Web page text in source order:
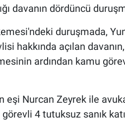
davanın dördüncü
duruşmada,
hakkında açılan
ardından kamu
eşi Nurcan Zeyrek ile
4 tutuksuz sanık